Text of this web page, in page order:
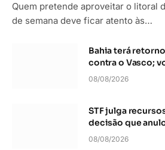
Quem pretende aproveitar o litoral
de semana deve ficar atento às…
Bahia terá
contra o Vasco;
08/08/2026
STF julga
decisão que
08/08/2026